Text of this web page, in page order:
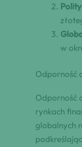
w
Odporność
Odporność
rynkach
globalnych